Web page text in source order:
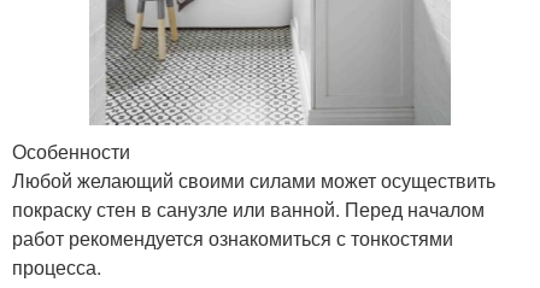
Особенности
Любой желающий своими силами может осуществить
покраску стен в санузле или ванной. Перед началом
работ рекомендуется ознакомиться с тонкостями
процесса.